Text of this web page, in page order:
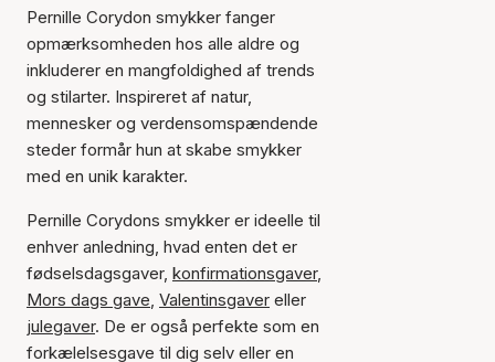
Pernille Corydon smykker fanger
opmærksomheden hos alle aldre og
inkluderer en mangfoldighed af trends
og stilarter. Inspireret af natur,
mennesker og verdensomspændende
steder formår hun at skabe smykker
med en unik karakter.
Pernille Corydons smykker er ideelle til
enhver anledning, hvad enten det er
fødselsdagsgaver, konfirmationsgaver,
Mors dags gave, Valentinsgaver eller
julegaver. De er også perfekte som en
forkælelsesgave til dig selv eller en